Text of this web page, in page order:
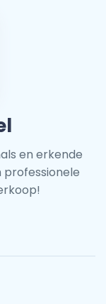
en erkende
professionele